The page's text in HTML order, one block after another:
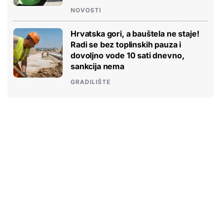
NOVOSTI
Hrvatska gori, a bauštela ne staje!
Radi se bez toplinskih pauza i
dovoljno vode 10 sati dnevno,
sankcija nema
GRADILIŠTE